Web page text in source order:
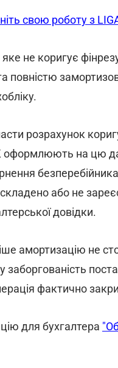
свою роботу з
не коригує
повністю
розрахунок
на цю
або не
довідки.
амортизацію не
заборгованість
фактично
для бухгалтера